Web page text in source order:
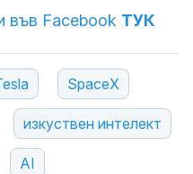
във Facebook ТУК
SpaceX
изкуствен интелект
AI